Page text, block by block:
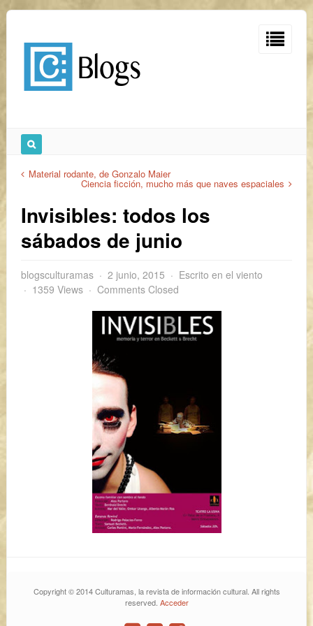
Material rodante, de Gonzalo Maier
Ciencia ficción, mucho más que naves espaciales
Invisibles: todos los
sábados de junio
blogsculturamas 2 junio, 2015
Escrito en el viento
1359 Views
Comments Closed
Copyright © 2014 Culturamas, la revista de información cultural. All rights
reserved. Acceder